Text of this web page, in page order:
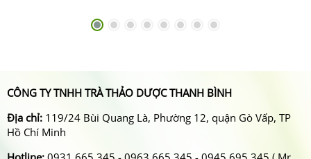
CÔNG TY TNHH TRÀ THẢO DƯỢC THANH BÌNH
Địa chỉ: 119/24 Bùi Quang Là, Phường 12, quận Gò Vấp, TP
Hồ Chí Minh